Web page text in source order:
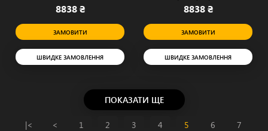
8838 ₴
ЗАМОВИТИ
ШВИДКЕ ЗАМОВЛЕННЯ
8838 ₴
ЗАМОВИТИ
ШВИДКЕ ЗАМОВЛЕННЯ
ПОКАЗАТИ ЩЕ
|< < 1 2 3 4 5 6 7